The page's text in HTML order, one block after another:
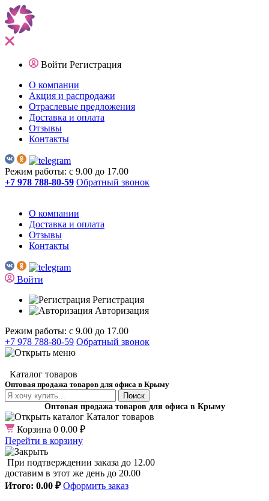
Войти Регистрация
О компании
Акция и распродажи
Отраслевые предложения
Доставка и оплата
Отзывы
Контакты
Режим работы: с 9.00 до 17.00
+7 978 788-80-59 Обратный звонок
О компании
Доставка и оплата
Отзывы
Контакты
Войти
Регистрация
Авторизация
Режим работы: с 9.00 до 17.00
+7 978 788-80-59 Обратный звонок
Каталог товаров
Оптовая продажа товаров для офиса в Крыму
Поиск
Оптовая продажа товаров для офиса в Крыму
Каталог товаров
Корзина 0 0.00 ₽
Перейти в корзину
При подтверждении заказа до 12.00
доставим в этот же день до 20.00
Итого: 0.00 ₽ Оформить заказ